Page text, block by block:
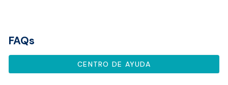
FAQs
CENTRO DE AYUDA